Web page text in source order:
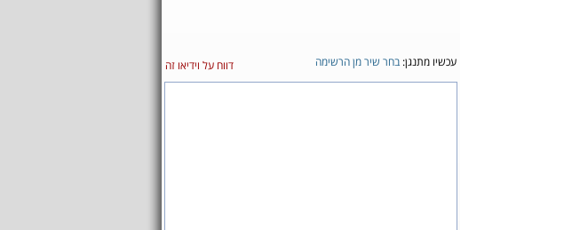
עכשיו מתנגן: בחר שיר מן הרשימה דווח על וידיאו זה